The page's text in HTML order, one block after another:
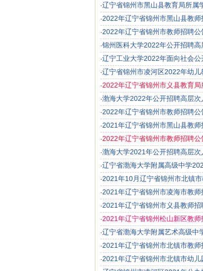
·辽宁省锦州市黑山县教育局所属
·2022年辽宁省锦州市黑山县教师
·2022年辽宁省锦州市教师招聘公
·锦州医科大学2022年公开招聘
·辽宁工业大学2022年面向社会
·辽宁省锦州市凌河区2022年幼
·2022年辽宁省锦州市义县教育局
·渤海大学2022年公开招聘高层次
·2022年辽宁省锦州市教师招聘公
·2021年辽宁省锦州市黑山县教师
·2022年辽宁省锦州市教师招聘公
·渤海大学2021年公开招聘高层次
·辽宁省渤海大学附属高级中学
·2021年10月辽宁省锦州市北镇
·2021年辽宁省锦州市凌海市教师
·2021年辽宁省锦州市义县教师招
·2021年辽宁省锦州松山新区教师
·辽宁省渤海大学附属艺术高级中
·2021年辽宁省锦州市北镇市教师
·2021年辽宁省锦州市北镇市幼